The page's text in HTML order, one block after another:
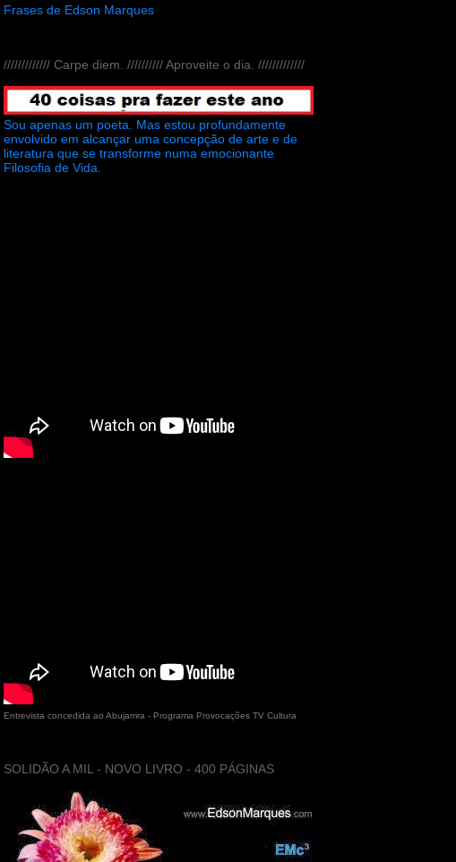
Frases de Edson Marques
///////////// Carpe diem. ////////// Aproveite o dia. /////////////
Sou apenas um poeta. Mas estou profundamente
envolvido em alcançar uma concepção de arte e de
literatura que se transforme numa emocionante
Filosofia de Vida.
Entrevista concedida ao Abujamra - Programa Provocações TV Cultura
SOLIDÃO A MIL - NOVO LIVRO - 400 PÁGINAS